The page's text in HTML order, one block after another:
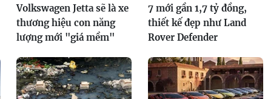
Volkswagen Jetta sẽ là xe
thương hiệu con năng
lượng mới "giá mềm"
7 mới gần 1,7 tỷ đồng,
thiết kế đẹp như Land
Rover Defender